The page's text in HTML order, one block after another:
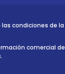
condiciones de la
comercial de